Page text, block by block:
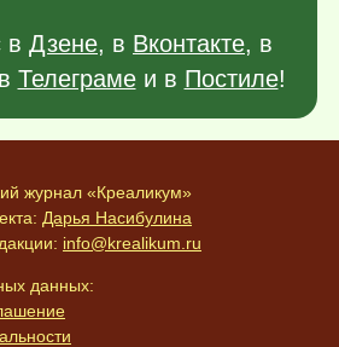
в Дзене, в Вконтакте, в
Телеграмеи в Постиле!
журнал «Креаликум»
Дарья Насибулина
info@krealikum.ru
данных: